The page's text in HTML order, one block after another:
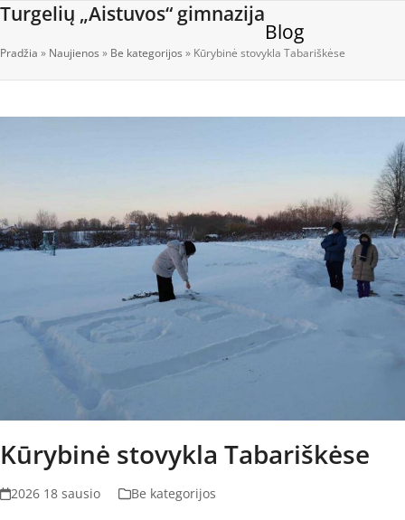
Skip
content
Turgelių „Aistuvos“ gimnazija
Open
mobile
Close
mobile
Blog
Pradžia » Naujienos » Be kategorijos » Kūrybinė stovykla Tabariškėse
Kūrybinė stovykla Tabariškėse
2026 18 sausio Be kategorijos